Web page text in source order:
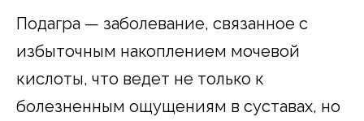
Подагра — заболевание, связанное с
избыточным накоплением мочевой
кислоты, что ведет не только к
болезненным ощущениям в суставах, но